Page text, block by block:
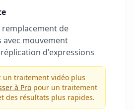
de
avec mouvement
d'expressions
un traitement vidéo plus
à Pro pour un traitement
des résultats plus rapides.